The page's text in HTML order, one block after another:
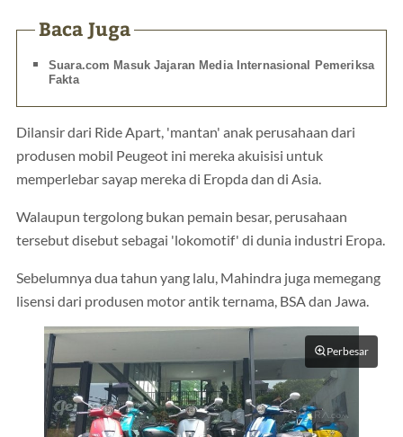
Baca Juga
Suara.com Masuk Jajaran Media Internasional Pemeriksa
Fakta
Dilansir dari Ride Apart, 'mantan' anak perusahaan dari
produsen mobil Peugeot ini mereka akuisisi untuk
memperlebar sayap mereka di Eropda dan di Asia.
Walaupun tergolong bukan pemain besar, perusahaan
tersebut disebut sebagai 'lokomotif' di dunia industri Eropa.
Sebelumnya dua tahun yang lalu, Mahindra juga memegang
lisensi dari produsen motor antik ternama, BSA dan Jawa.
Perbesar